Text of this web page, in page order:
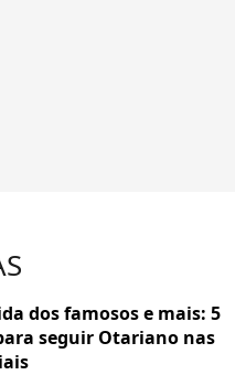
dos famosos e mais: 5
seguir Otariano nas